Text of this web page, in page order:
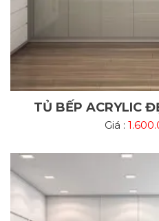
TỦ BẾP ACRYLIC
Giá :